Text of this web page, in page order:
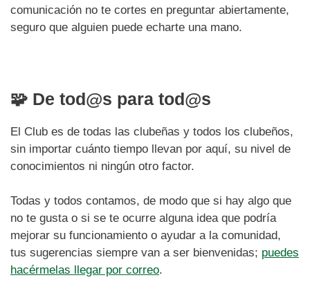
comunicación no te cortes en preguntar abiertamente,
seguro que alguien puede echarte una mano.
🧩 De tod@s para tod@s
El Club es de todas las clubeñas y todos los clubeños,
sin importar cuánto tiempo llevan por aquí, su nivel de
conocimientos ni ningún otro factor.
Todas y todos contamos, de modo que si hay algo que
no te gusta o si se te ocurre alguna idea que podría
mejorar su funcionamiento o ayudar a la comunidad,
tus sugerencias siempre van a ser bienvenidas; puedes
hacérmelas llegar por correo.